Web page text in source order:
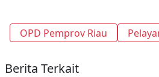
OPD Pemprov Riau
Berita Terkait